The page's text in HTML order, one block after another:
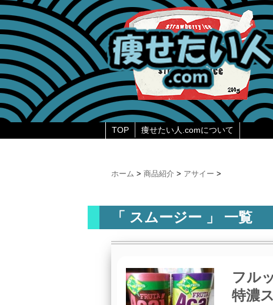
TOP 痩せたい人.comについて
ホーム > 商品紹介 > アサイー >
「 スムージー 」 一覧
フル
特濃